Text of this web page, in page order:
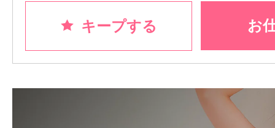
キープする お